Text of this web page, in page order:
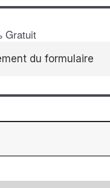
Gratuit
du formulaire